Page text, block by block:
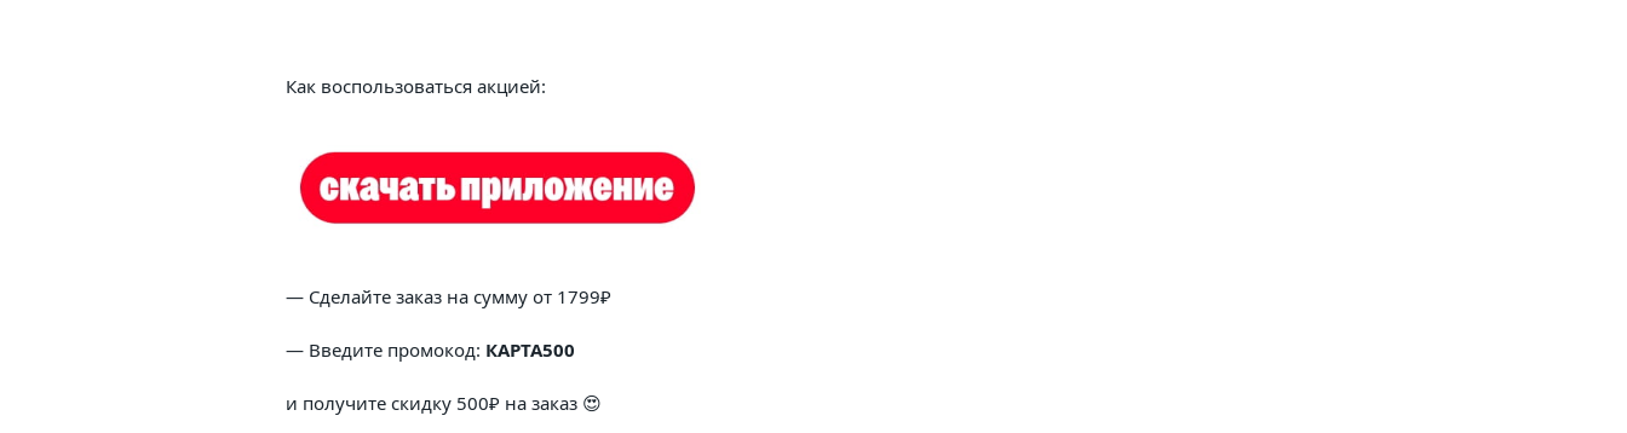
			Как воспользоваться акцией:
			— Сделайте заказ на сумму от 1799₽
			— Введите промокод:
КАРТА500
			и получите скидку 500₽ на заказ 😍